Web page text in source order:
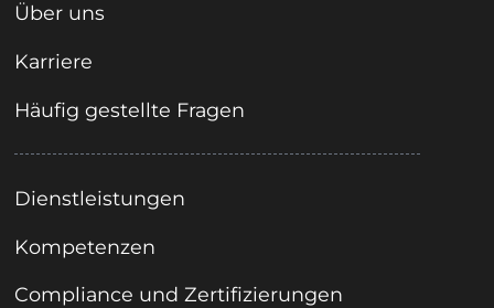
Über uns
Karriere
Häufig gestellte Fragen
Dienstleistungen
Kompetenzen
Compliance und Zertifizierungen